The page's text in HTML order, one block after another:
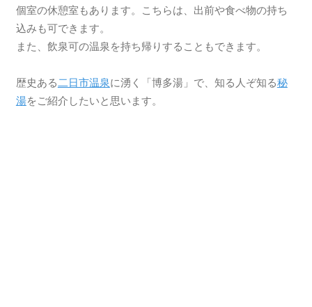
個室の休憩室もあります。こちらは、出前や食べ物の持ち
込みも可できます。
また、飲泉可の温泉を持ち帰りすることもできます。
歴史ある二日市温泉に湧く「博多湯」で、知る人ぞ知る秘
湯をご紹介したいと思います。